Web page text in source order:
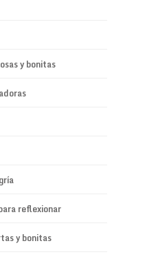
y bonitas
reflexionar
y bonitas